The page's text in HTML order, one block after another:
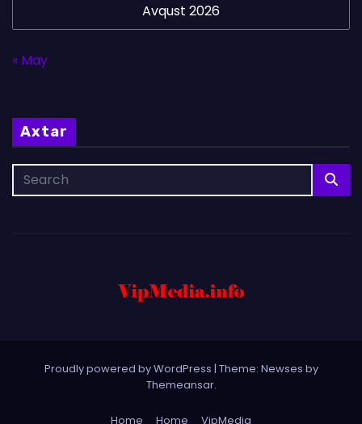
Avqust 2026
« May
Axtar
Proudly powered by WordPress | Theme: Newses by
Themeansar.
Home Home VipMedia